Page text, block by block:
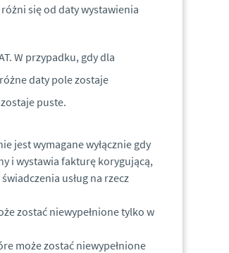
się od daty wystawienia
W przypadku, gdy dla
daty pole zostaje
puste.
jest wymagane wyłącznie gdy
i wystawia fakturę korygującą,
usług na rzecz
zostać niewypełnione tylko w
może zostać niewypełnione